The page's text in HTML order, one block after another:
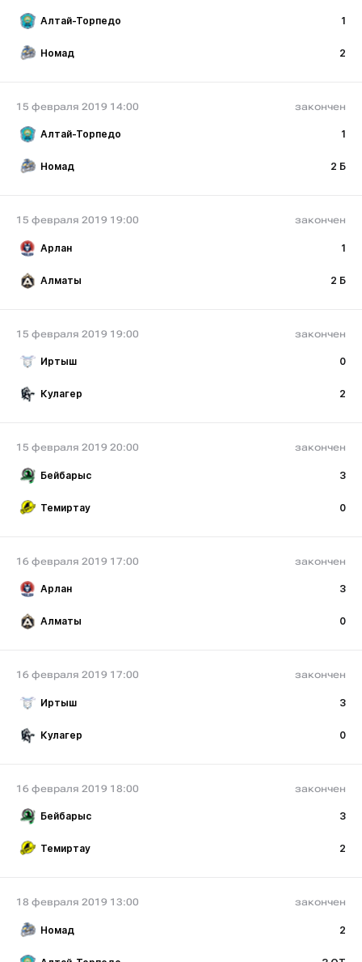
Алтай-Торпедо 1
Номад 2
15 февраля 2019 14:00 закончен
Алтай-Торпедо 1
Номад 2 Б
15 февраля 2019 19:00 закончен
Арлан 1
Алматы 2 Б
15 февраля 2019 19:00 закончен
Иртыш 0
Кулагер 2
15 февраля 2019 20:00 закончен
Бейбарыс 3
Темиртау 0
16 февраля 2019 17:00 закончен
Арлан 3
Алматы 0
16 февраля 2019 17:00 закончен
Иртыш 3
Кулагер 0
16 февраля 2019 18:00 закончен
Бейбарыс 3
Темиртау 2
18 февраля 2019 13:00 закончен
Номад 2